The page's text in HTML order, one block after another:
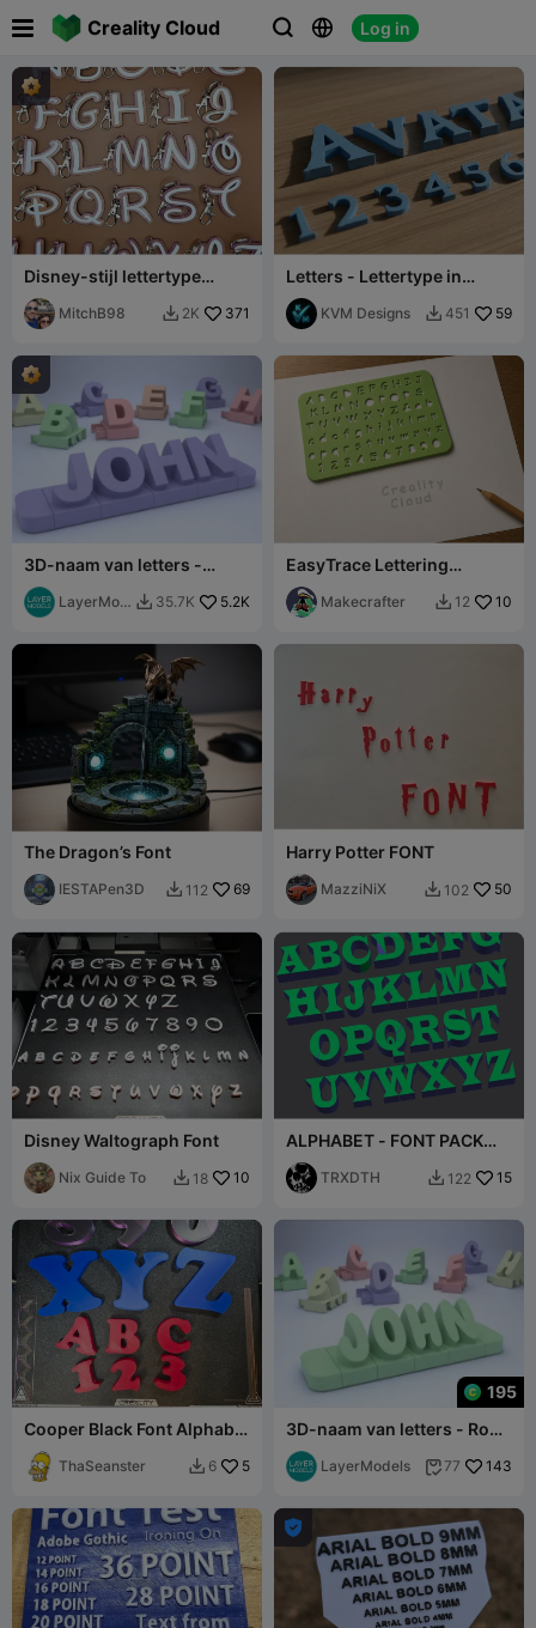
Creality Cloud   Log in
 
Disney-stijl lettertype
alfabetsleutelhangers
MitchB98  2K 371
Letters - Lettertype in
Avatar-filmstijl
KVM Designs  451 59
3D-naam van letters -
Standaard lettertype
LayerMod
 35.7K 5.2K
EasyTrace Lettering
Sjabloon – Comic Sans
Alfabet & Cijfers
Makecrafter  12 10
The Dragon’s Font
IESTAPen3D  112 69
Harry Potter FONT
MazziNiX  102 50
Disney Waltograph Font
Nix Guide To  18 10
ALPHABET - FONT PACK
Nº2
TRXDTH  122 15
Cooper Black Font Alphabet
Letters and numbers 50mm
& 90mmThaSeanster  6 5
195
3D-naam van letters - Rond
lettertype
LayerModels  77 143
